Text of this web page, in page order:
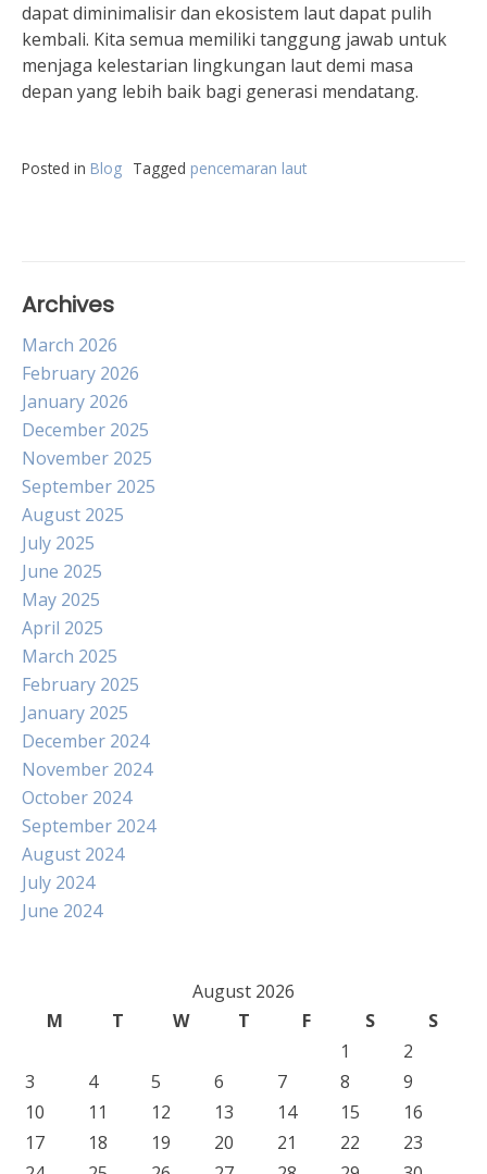
dapat diminimalisir dan ekosistem laut dapat pulih
kembali. Kita semua memiliki tanggung jawab untuk
menjaga kelestarian lingkungan laut demi masa
depan yang lebih baik bagi generasi mendatang.
Posted in Blog Tagged pencemaran laut
Archives
March 2026
February 2026
January 2026
December 2025
November 2025
September 2025
August 2025
July 2025
June 2025
May 2025
April 2025
March 2025
February 2025
January 2025
December 2024
November 2024
October 2024
September 2024
August 2024
July 2024
June 2024
August 2026
M
T W T F S
S
1
2
3
4 5 6 7 8
9
10
11 12 13 14 15
16
17
18 19 20 21 22
23